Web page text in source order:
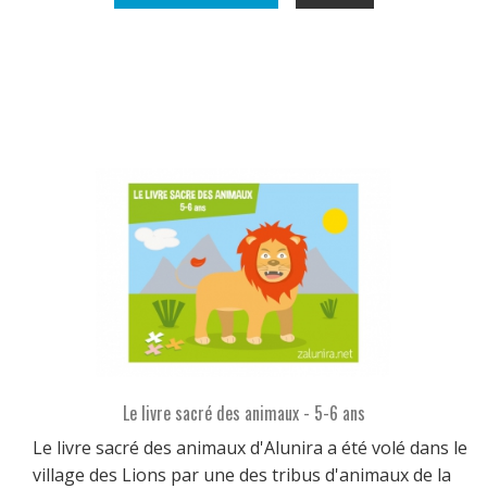
Le livre sacré des animaux - 5-6 ans
Le livre sacré des animaux d'Alunira a été volé dans le
village des Lions par une des tribus d'animaux de la